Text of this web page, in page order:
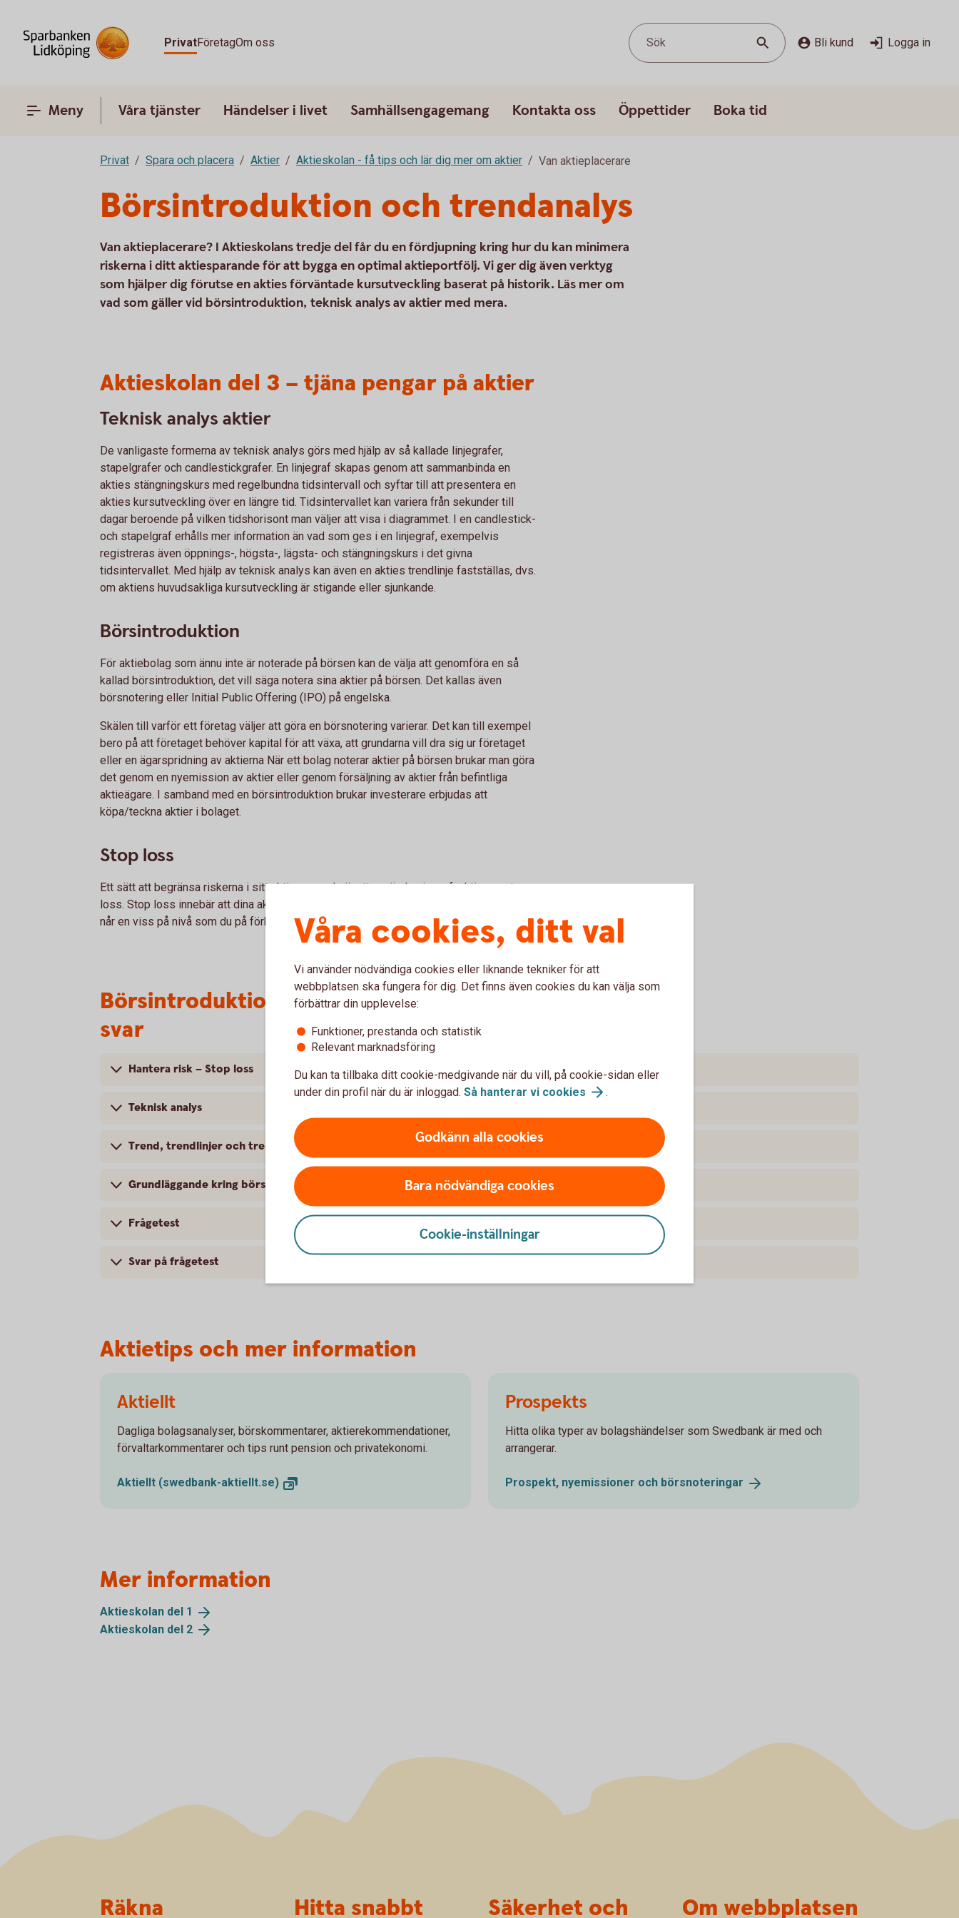
PrivatFöretagOm oss Sök Bli kund Logga in
Meny Våra tjänster Händelser i livet Samhällsengagemang Kontakta oss Öppettider Boka tid
Privat Spara och placera Aktier Aktieskolan - få tips och lär dig mer om aktier Van aktieplacerare
Börsintroduktion och trendanalys
Van aktieplacerare? I Aktieskolans tredje del får du en fördjupning kring hur du kan minimera
riskerna i ditt aktiesparande för att bygga en optimal aktieportfölj. Vi ger dig även verktyg
som hjälper dig förutse en akties förväntade kursutveckling baserat på historik. Läs mer om
vad som gäller vid börsintroduktion, teknisk analys av aktier med mera.
Aktieskolan del 3 – tjäna pengar på aktier
Teknisk analys aktier
De vanligaste formerna av teknisk analys görs med hjälp av så kallade linjegrafer,
stapelgrafer och candlestickgrafer. En linjegraf skapas genom att sammanbinda en
akties stängningskurs med regelbundna tidsintervall och syftar till att presentera en
akties kursutveckling över en längre tid. Tidsintervallet kan variera från sekunder till
dagar beroende på vilken tidshorisont man väljer att visa i diagrammet. I en candlestick-
och stapelgraf erhålls mer information än vad som ges i en linjegraf, exempelvis
registreras även öppnings-, högsta-, lägsta- och stängningskurs i det givna
tidsintervallet. Med hjälp av teknisk analys kan även en akties trendlinje fastställas, dvs.
om aktiens huvudsakliga kursutveckling är stigande eller sjunkande.
Börsintroduktion
För aktiebolag som ännu inte är noterade på börsen kan de välja att genomföra en så
kallad börsintroduktion, det vill säga notera sina aktier på börsen. Det kallas även
börsnotering eller Initial Public Offering (IPO) på engelska.
Skälen till varför ett företag väljer att göra en börsnotering varierar. Det kan till exempel
bero på att företaget behöver kapital för att växa, att grundarna vill dra sig ur företaget
eller en ägarspridning av aktierna När ett bolag noterar aktier på börsen brukar man göra
det genom en nyemission av aktier eller genom försäljning av aktier från befintliga
aktieägare. I samband med en börsintroduktion brukar investerare erbjudas att
köpa/teckna aktier i bolaget.
Stop loss
Ett sätt att begränsa riskerna i sitt aktiesparande är att använda sig av funktionen stop
loss. Stop loss innebär att dina aktier per automatik kommer att säljas om aktiekursen
når en viss på nivå som du på förhand har bestämt.
Börsintroduktion, trendanalys mm – frågor och
svar
Hantera risk – Stop loss
Teknisk analys
Trend, trendlinjer och trendkanaler
Grundläggande kring börsintroduktioner
Frågetest
Svar på frågetest
Aktietips och mer information
Aktiellt
Dagliga bolagsanalyser, börskommentarer, aktierekommendationer,
förvaltarkommentarer och tips runt pension och privatekonomi.
Aktiellt (swedbank-aktiellt.se)
Prospekts
Hitta olika typer av bolagshändelser som Swedbank är med och
arrangerar.
Prospekt, nyemissioner och börsnoteringar
Mer information
Aktieskolan del 1
Aktieskolan del 2
Våra cookies, ditt val
Vi använder nödvändiga cookies eller liknande tekniker för att
webbplatsen ska fungera för dig. Det finns även cookies du kan välja som
förbättrar din upplevelse:
Funktioner, prestanda och statistik
Relevant marknadsföring
Du kan ta tillbaka ditt cookie-medgivande när du vill, på cookie-sidan eller
under din profil när du är inloggad. Så hanterar vi cookies .
Godkänn alla cookies
Bara nödvändiga cookies
Cookie-inställningar
Räkna Hitta snabbt Säkerhet och Om webbplatsen